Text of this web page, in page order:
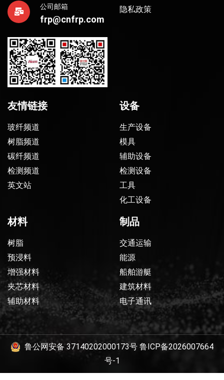
公司邮箱
frp@cnfrp.com
隐私政策
友情链接
玻纤频道
树脂频道
碳纤频道
检测频道
英文站
设备
生产设备
模具
辅助设备
检测设备
工具
化工设备
材料
树脂
预浸料
增强材料
夹芯材料
辅助材料
制品
交通运输
能源
船舶游艇
建筑材料
电子通讯
鲁公网安备 37140202000173号 鲁ICP备2026007664
号-1